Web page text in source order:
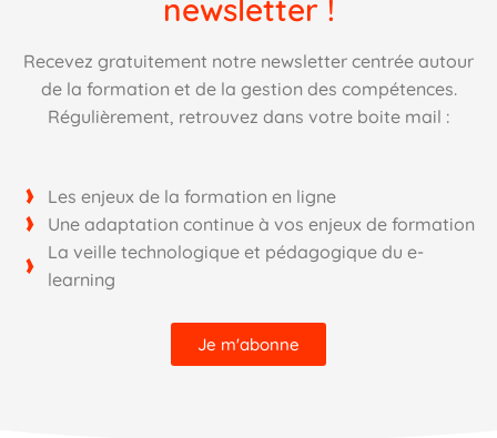
newsletter !​
Recevez gratuitement notre newsletter centrée autour
de la formation et de la gestion des compétences.
Régulièrement, retrouvez dans votre boite mail :
Les enjeux de la formation en ligne
Une adaptation continue à vos enjeux de formation
La veille technologique et pédagogique du e-
learning
Je m'abonne